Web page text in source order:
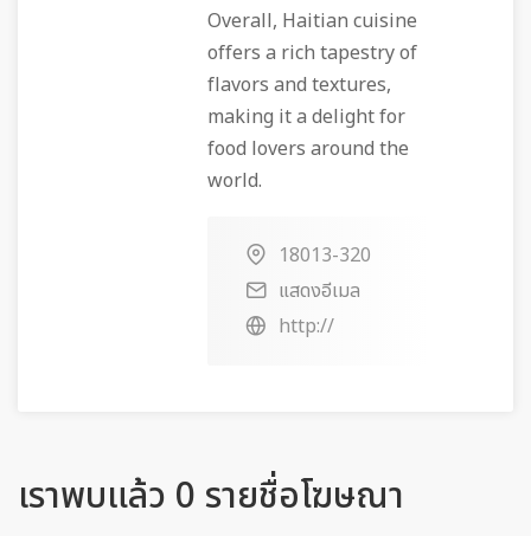
Overall, Haitian cuisine
offers a rich tapestry of
flavors and textures,
making it a delight for
food lovers around the
world.
18013-320
แสดงอีเมล
http://
เราพบแล้ว 0 รายชื่อโฆษณา